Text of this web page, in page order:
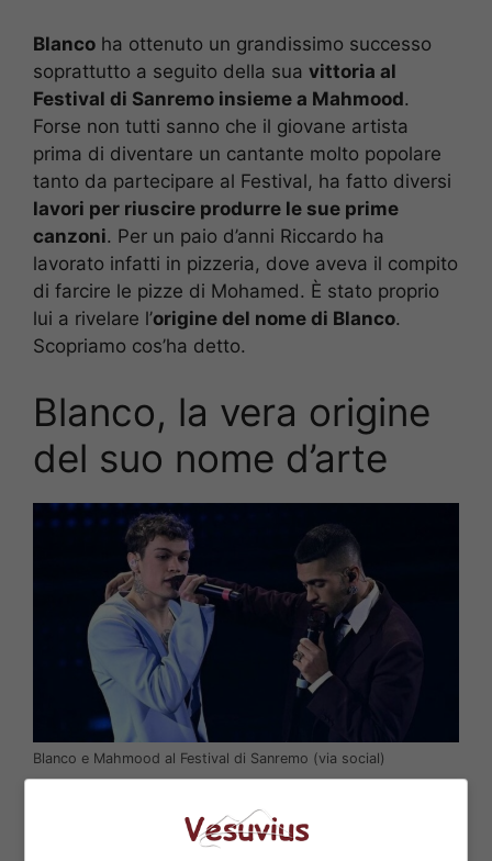
Blanco ha ottenuto un grandissimo successo
soprattutto a seguito della sua vittoria al
Festival di Sanremo insieme a Mahmood.
Forse non tutti sanno che il giovane artista
prima di diventare un cantante molto popolare
tanto da partecipare al Festival, ha fatto diversi
lavori per riuscire produrre le sue prime
canzoni. Per un paio d’anni Riccardo ha
lavorato infatti in pizzeria, dove aveva il compito
di farcire le pizze di Mohamed. È stato proprio
lui a rivelare l’origine del nome di Blanco.
Scopriamo cos’ha detto.
Blanco, la vera origine
del suo nome d’arte
Blanco e Mahmood al Festival di Sanremo (via social)